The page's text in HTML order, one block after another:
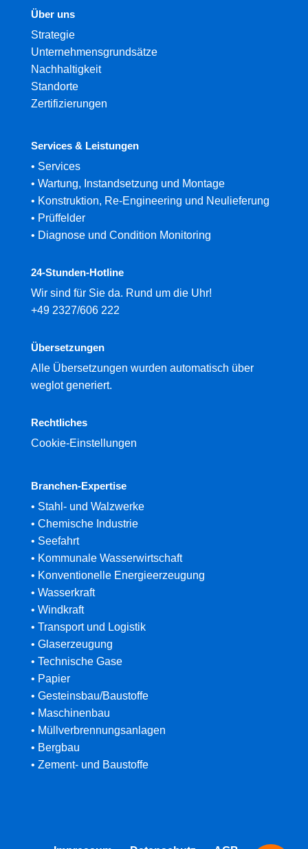
Über uns
Strategie
Unternehmensgrundsätze
Nachhaltigkeit
Standorte
Zertifizierungen
Services & Leistungen
• Services
• Wartung, Instandsetzung und Montage
• Konstruktion, Re-Engineering und Neulieferung
• Prüffelder
• Diagnose und Condition Monitoring
24-Stunden-Hotline
Wir sind für Sie da. Rund um die Uhr!
+49 2327/606 222
Übersetzungen
Alle Übersetzungen wurden automatisch über
weglot generiert.
Rechtliches
Cookie-Einstellungen
Branchen-Expertise
• Stahl- und Walzwerke
• Chemische Industrie
• Seefahrt
• Kommunale Wasserwirtschaft
• Konventionelle Energieerzeugung
• Wasserkraft
• Windkraft
• Transport und Logistik
• Glaserzeugung
• Technische Gase
• Papier
• Gesteinsbau/Baustoffe
• Maschinenbau
• Müllverbrennungsanlagen
• Bergbau
• Zement- und Baustoffe